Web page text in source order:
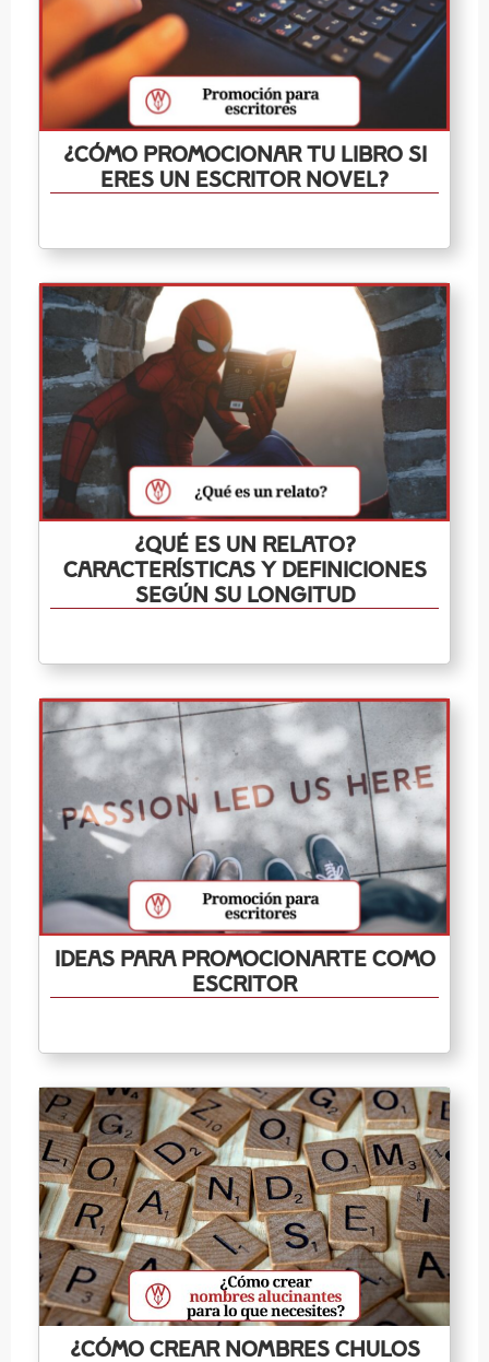
¿Cómo promocionar tu libro si
eres un escritor novel?
¿Qué es un relato?
Características y definiciones
según su longitud
Ideas para promocionarte como
escritor
¿Cómo crear nombres chulos